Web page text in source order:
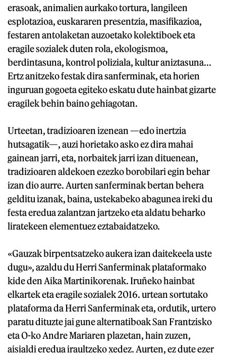
erasoak, animalien aurkako tortura, langileen
esplotazioa, euskararen presentzia, masifikazioa,
festaren antolaketan auzoetako kolektiboek eta
eragile sozialek duten rola, ekologismoa,
berdintasuna, kontrol poliziala, kultur aniztasuna...
Ertz anitzeko festak dira sanferminak, eta horien
inguruan gogoeta egiteko eskatu dute hainbat gizarte
eragilek behin baino gehiagotan.
Urteetan, tradizioaren izenean —edo inertzia
hutsagatik—, auzi horietako asko ez dira mahai
gainean jarri, eta, norbaitek jarri izan dituenean,
tradizioaren aldekoen ezezko borobilari egin behar
izan dio aurre. Aurten sanferminak bertan behera
gelditu izanak, baina, ustekabeko abagunea ireki du
festa eredua zalantzan jartzeko eta aldatu beharko
liratekeen elementuez eztabaidatzeko.
«Gauzak birpentsatzeko aukera izan daitekeela uste
dugu», azaldu du Herri Sanferminak plataformako
kide den Aika Martinikorenak. Iruñeko hainbat
elkartek eta eragile sozialek 2016. urtean sortutako
plataforma da Herri Sanferminak eta, ordutik, urtero
paratu dituzte jai gune alternatiboak San Frantzisko
eta O-ko Andre Mariaren plazetan, hain zuzen,
aisialdi eredua iraultzeko xedez. Aurten, ez dute ezer